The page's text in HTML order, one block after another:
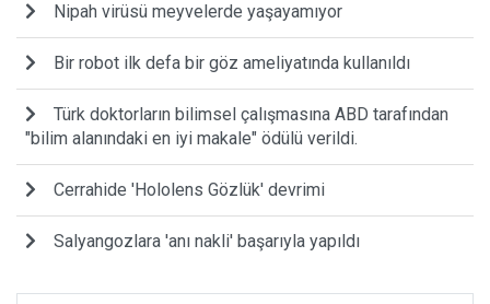
Nipah virüsü meyvelerde yaşayamıyor
Bir robot ilk defa bir göz ameliyatında kullanıldı
Türk doktorların bilimsel çalışmasına ABD tarafından
"bilim alanındaki en iyi makale" ödülü verildi.
Cerrahide 'Hololens Gözlük' devrimi
Salyangozlara 'anı nakli' başarıyla yapıldı